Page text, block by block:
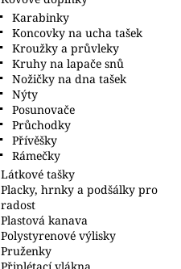
Karabinky
Koncovky na ucha tašek
Kroužky a průvleky
Kruhy na lapače snů
Nožičky na dna tašek
Nýty
Posunovače
Průchodky
Přívěšky
Rámečky
Látkové tašky
Placky, hrnky a podšálky pro
radost
Plastová kanava
Polystyrenové výlisky
Pruženky